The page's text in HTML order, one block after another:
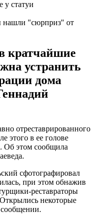
нашли "сюрприз" от
кратчайшие
устранить
дома
отреставрированного
этого в ее голове
Об этом сообщила
сфотографировал
при этом обнажив
реставраторы
некоторые
сообщении.